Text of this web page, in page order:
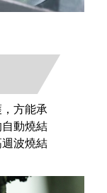
方能承
動燒結
波燒結